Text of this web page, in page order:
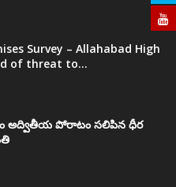
Survey – Allahabad High
of threat to...
అద్వితీయ పోరాటం సలిపిన ధీర